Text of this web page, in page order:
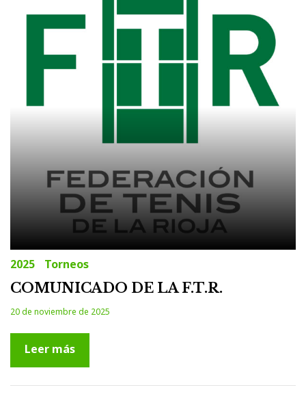
2025 Torneos
COMUNICADO DE LA F.T.R.
20 de noviembre de 2025
Leer más